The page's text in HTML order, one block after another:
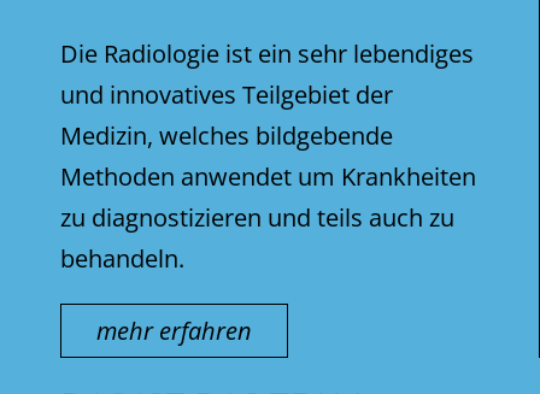
Die Radiologie ist ein sehr lebendiges
und innovatives Teilgebiet der
Medizin, welches bildgebende
Methoden anwendet um Krankheiten
zu diagnostizieren und teils auch zu
behandeln.
mehr erfahren